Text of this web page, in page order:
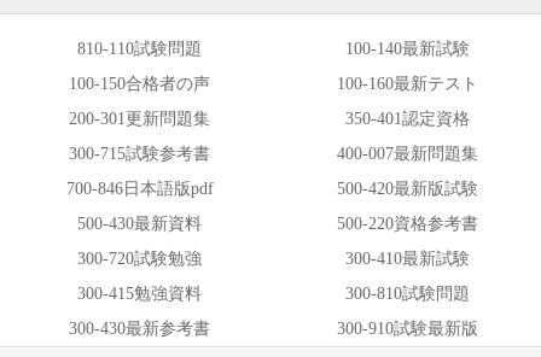
810-110試験問題
100-140最新試験
100-150合格者の声
100-160最新テスト
200-301更新問題集
350-401認定資格
300-715試験参考書
400-007最新問題集
700-846日本語版pdf
500-420最新版試験
500-430最新資料
500-220資格参考書
300-720試験勉強
300-410最新試験
300-415勉強資料
300-810試験問題
300-430最新参考書
300-910試験最新版